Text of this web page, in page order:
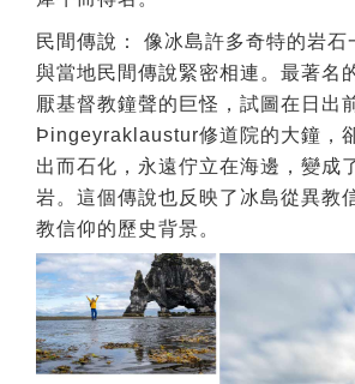
民間傳說： 像冰島許多奇特的岩石
與當地民間傳說緊密相連。最著名
厭基督教鐘聲的巨怪，試圖在日出
Þingeyraklaustur修道院的大鐘，
出而石化，永遠佇立在海邊，變成
岩。這個傳說也反映了冰島從異教
教信仰的歷史背景。